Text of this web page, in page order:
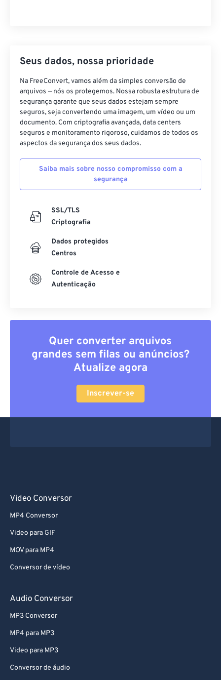
Seus dados, nossa prioridade
Na FreeConvert, vamos além da simples conversão de
arquivos — nós os protegemos. Nossa robusta estrutura de
segurança garante que seus dados estejam sempre
seguros, seja convertendo uma imagem, um vídeo ou um
documento. Com criptografia avançada, data centers
seguros e monitoramento rigoroso, cuidamos de todos os
aspectos da segurança dos seus dados.
Saiba mais sobre nosso compromisso com a
segurança
SSL/TLS
Criptografia
Dados protegidos
Centros
Controle de Acesso e
Autenticação
Quer converter arquivos
grandes sem filas ou anúncios?
Atualize agora
Inscrever-se
Video Conversor
MP4 Conversor
Video para GIF
MOV para MP4
Conversor de vídeo
Audio Conversor
MP3 Conversor
MP4 para MP3
Video para MP3
Conversor de áudio